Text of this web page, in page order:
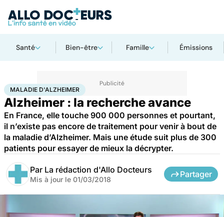
Santé Bien-être Famille Émissions
AccueilSantéMaladiesMaladie d'Alzheimer
MALADIE D'ALZHEIMER
Alzheimer : la recherche avance
En France, elle touche 900 000 personnes et pourtant,
il n’existe pas encore de traitement pour venir à bout de
la maladie d’Alzheimer. Mais une étude suit plus de 300
patients pour essayer de mieux la décrypter.
Par La rédaction d'Allo Docteurs
Mis à jour le 01/03/2018
Partager